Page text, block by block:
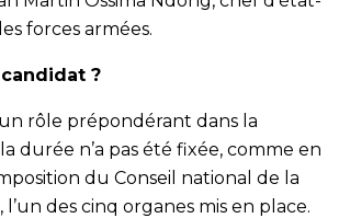
forces armées.
?
un rôle prépondérant dans la
durée n’a pas été fixée, comme en
du Conseil national de la
l’un des cinq organes mis en place.